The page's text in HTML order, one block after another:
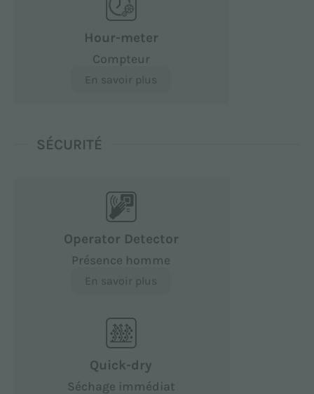
Hour-meter
Compteur
En savoir plus
SÉCURITÉ
Operator Detector
Présence homme
En savoir plus
Quick-dry
Séchage immédiat